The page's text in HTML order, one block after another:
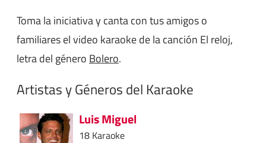
Toma la iniciativa y canta con tus amigos o
familiares el video karaoke de la canción El reloj,
letra del género Bolero.
Artistas y Géneros del Karaoke
Luis Miguel
18 Karaoke